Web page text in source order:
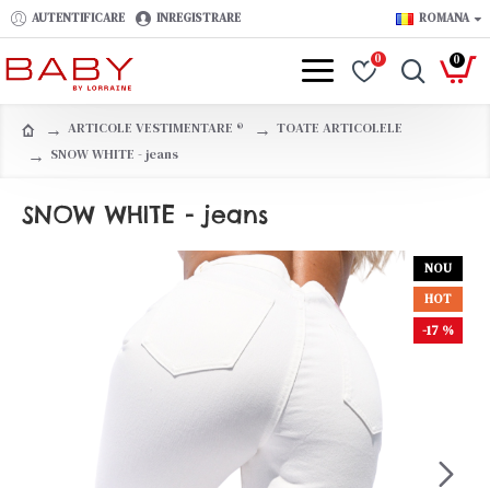
AUTENTIFICARE INREGISTRARE ROMANA
0 0
ARTICOLE VESTIMENTARE ®️
TOATE ARTICOLELE
SNOW WHITE - jeans
SNOW WHITE - jeans
NOU
HOT
-17 %